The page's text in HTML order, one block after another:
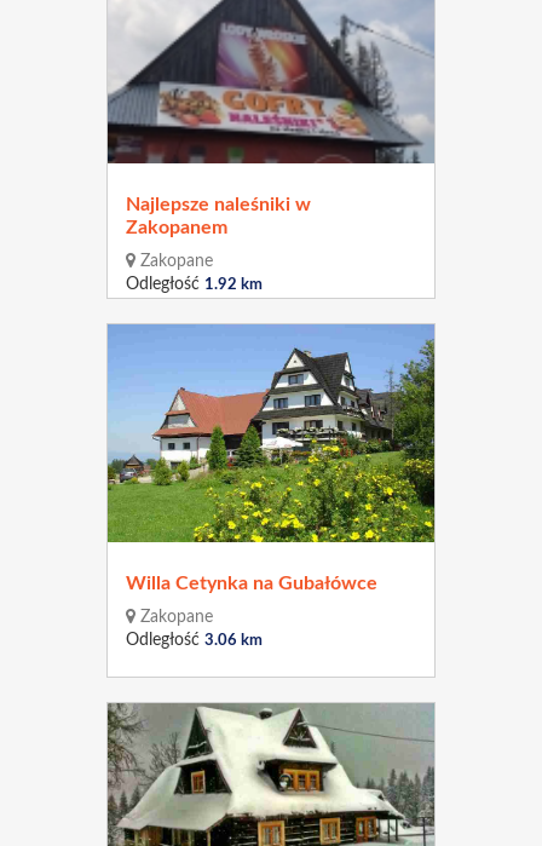
Najlepsze naleśniki w
Zakopanem
Zakopane
Odległość 1.92 km
Willa Cetynka na Gubałówce
Zakopane
Odległość 3.06 km